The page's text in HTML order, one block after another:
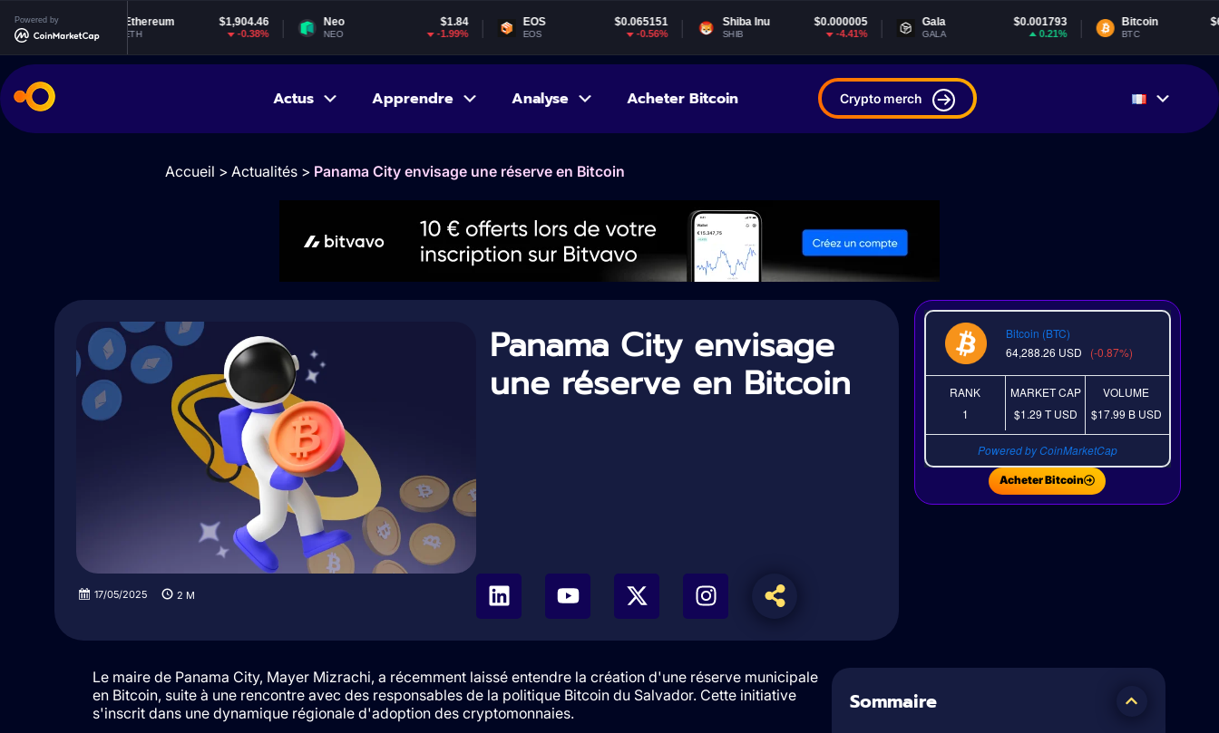
Powered byEthereum $1,904.46
ETH
Neo
NEO
EOS $0.065151
EOS
Shiba Inu $0.000005
SHIB
Gala $0.001793
GALA
Bitcoin $64,288.26
BTC
Actus Apprendre Analyse Acheter Bitcoin Crypto merch
Accueil > Actualités > Panama City envisage une réserve en Bitcoin
Panama City envisage
une réserve en Bitcoin
17/05/2025 2 M
Bitcoin (BTC)
64,288.26 USD (-0.87%)
RANK
1
MARKET CAP
$1.29 TUSD
VOLUME
$17.99 B USD
Powered by CoinMarketCap
Acheter Bitcoin
Le maire de Panama City, Mayer Mizrachi, a récemment laissé entendre la création d'une réserve municipale
en Bitcoin, suite à une rencontre avec des responsables de la politique Bitcoin du Salvador. Cette initiative
s'inscrit dans une dynamique régionale d'adoption des cryptomonnaies.
Sommaire